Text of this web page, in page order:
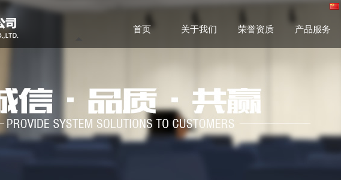
首页 关于我们 荣誉资质 产品服务